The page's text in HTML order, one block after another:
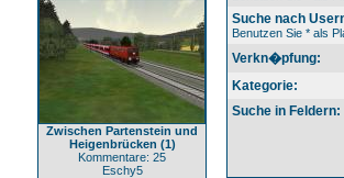
Zwischen Partenstein und
Heigenbrücken (1)
Kommentare: 25
Eschy5
Suche nach
Benutzen Sie * als
Verkn�pfung:
Kategorie:
Suche in Feldern: